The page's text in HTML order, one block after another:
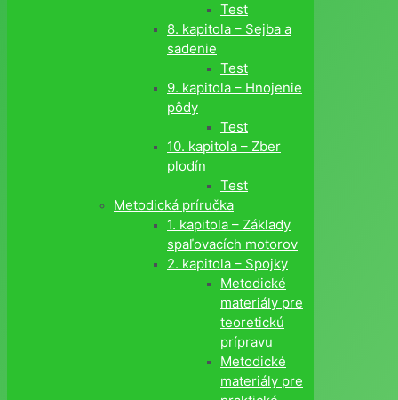
Test
8. kapitola – Sejba a
sadenie
Test
9. kapitola – Hnojenie
pôdy
Test
10. kapitola – Zber
plodín
Test
Metodická príručka
1. kapitola – Základy
spaľovacích motorov
2. kapitola – Spojky
Metodické
materiály pre
teoretickú
prípravu
Metodické
materiály pre